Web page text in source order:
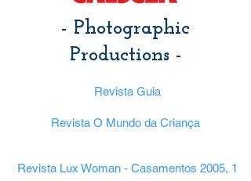
- Photographic
Productions -
Revista Guia
Revista O Mundo da Criança
Revista Lux Woman - Casamentos 2005, 1